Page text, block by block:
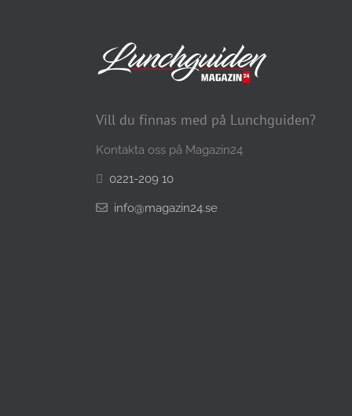
Vill du finnas med på Lunchguiden?
Kontakta oss på Magazin24
0221-209 10
info@magazin24.se